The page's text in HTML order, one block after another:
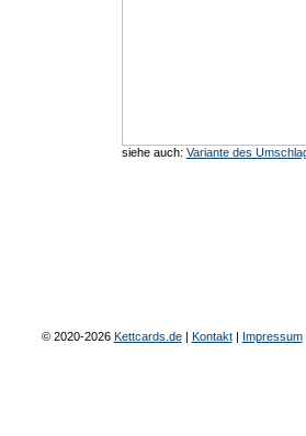
siehe auch: Variante des
© 2020-2026 Kettcards.de| Kontakt| Impressum